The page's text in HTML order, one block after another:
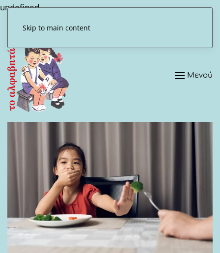
undefined
Skip to main content
Μενού